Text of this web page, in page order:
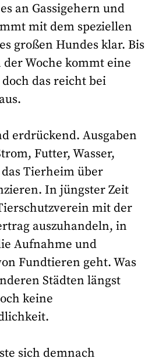
an Gassigehern und
mit dem speziellen
großen Hundes klar. Bis
Woche kommt eine
das reicht bei
erdrückend. Ausgaben
Futter, Wasser,
Tierheim über
In jüngster Zeit
mit der
auszuhandeln, in
Aufnahme und
Fundtieren geht. Was
Städten längst
keine
sich demnach